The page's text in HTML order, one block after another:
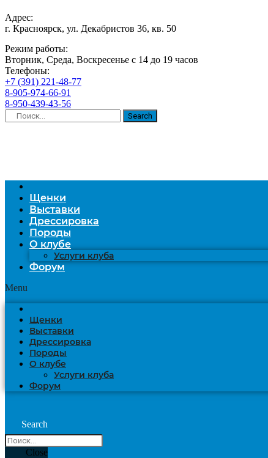
Адрес:
г. Красноярск, ул. Декабристов 36, кв. 50
Режим работы:
Вторник, Среда, Воскресенье с 14 до 19 часов
Телефоны:
+7 (391) 221-48-77
8-905-974-66-91
8-950-439-43-56
Search
Щенки
Выставки
Дрессировка
Породы
О клубе
Услуги клуба
Форум
Menu
Щенки
Выставки
Дрессировка
Породы
О клубе
Услуги клуба
Форум
Search
Close